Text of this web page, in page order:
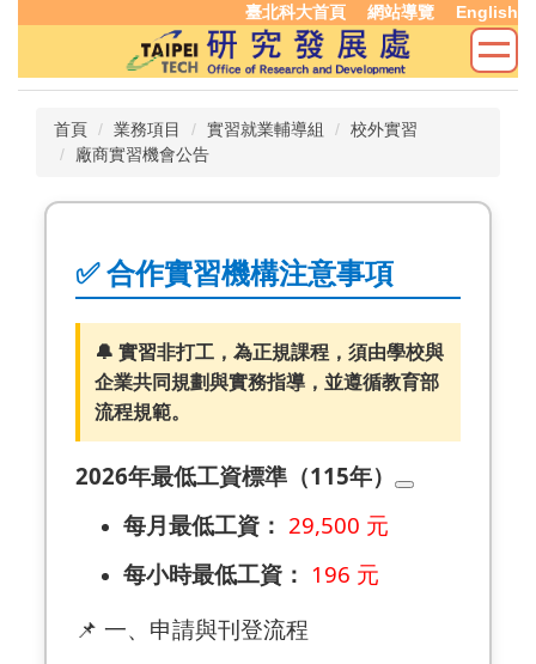
要
臺北科大首頁 網站導覽 English
首頁 業務項目 實習就業輔導組
校外實習
廠商實習機會公告
✅ 合作實習機構注意事項
🔔 實習非打工，為正規課程，須由學校與
企業共同規劃與實務指導，並遵循教育部
流程規範。
2026年最低工資標準（115年）
每月最低工資： 29,500 元
每小時最低工資： 196 元
📌 一、申請與刊登流程